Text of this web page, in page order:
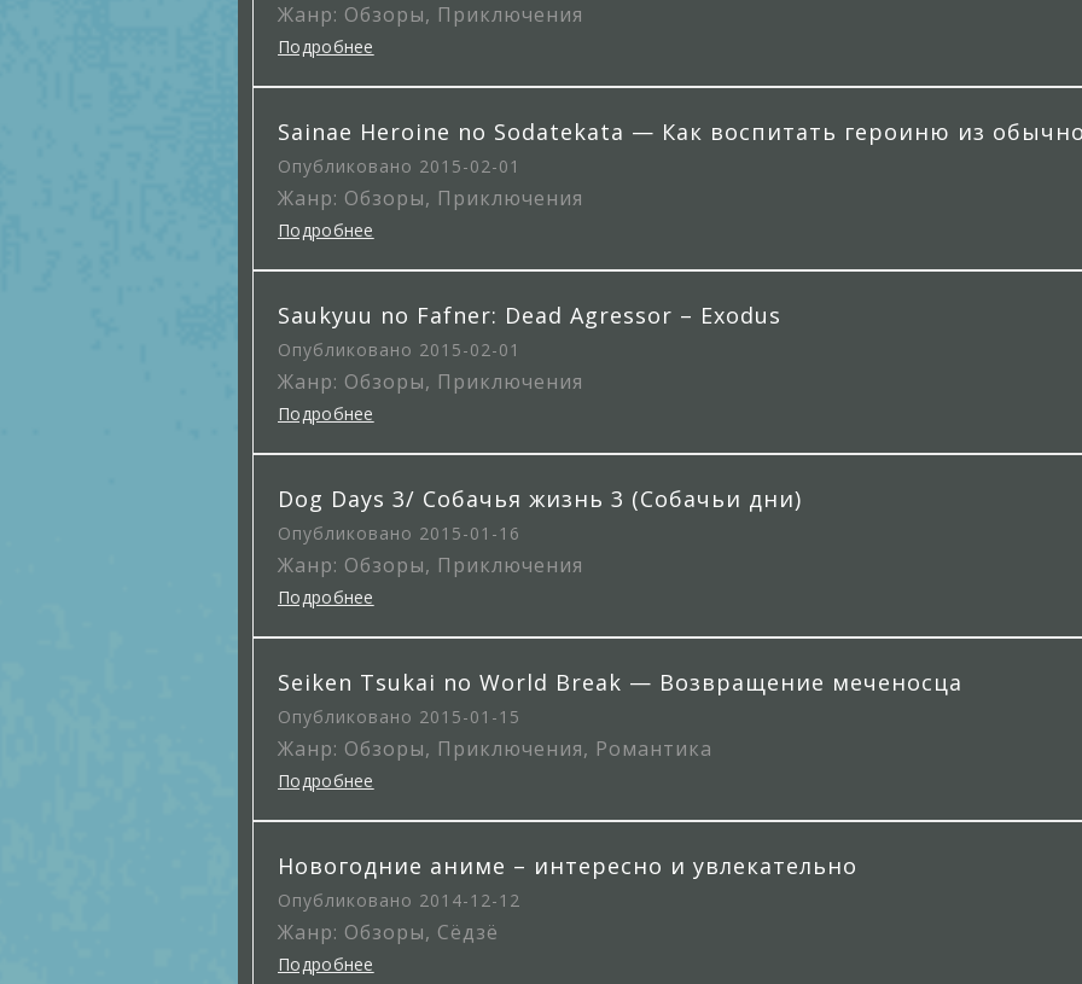
Жанр: Обзоры, Приключения
Подробнее
Sainae Heroine no Sodatekata — Как воспитать героиню из
Опубликовано 2015-02-01
Жанр: Обзоры, Приключения
Подробнее
Saukyuu no Fafner: Dead Agressor – Exodus
Опубликовано 2015-02-01
Жанр: Обзоры, Приключения
Подробнее
Dog Days 3/ Собачья жизнь 3 (Собачьи дни)
Опубликовано 2015-01-16
Жанр: Обзоры, Приключения
Подробнее
Seiken Tsukai no World Break — Возвращение меченосца
Опубликовано 2015-01-15
Жанр: Обзоры, Приключения, Романтика
Подробнее
Новогодние аниме – интересно и увлекательно
Опубликовано 2014-12-12
Жанр: Обзоры, Сёдзё
Подробнее